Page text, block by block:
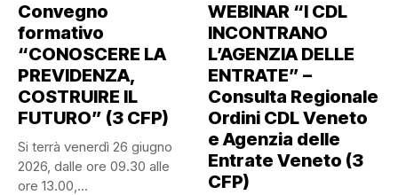
Convegno
formativo
“CONOSCERE LA
PREVIDENZA,
COSTRUIRE IL
FUTURO” (3 CFP)
Si terrà venerdì 26 giugno
2026, dalle ore 09.30 alle
ore 13.00,...
WEBINAR “I CDL
INCONTRANO
L’AGENZIA DELLE
ENTRATE” –
Consulta Regionale
Ordini CDL Veneto
e Agenzia delle
Entrate Veneto (3
CFP)